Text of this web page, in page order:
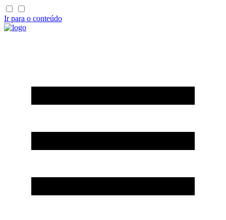
Ir para o conteúdo